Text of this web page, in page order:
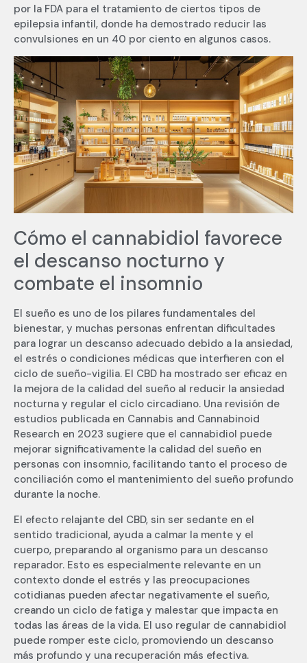
por la FDA para el tratamiento de ciertos tipos de
epilepsia infantil, donde ha demostrado reducir las
convulsiones en un 40 por ciento en algunos casos.
Cómo el cannabidiol favorece
el descanso nocturno y
combate el insomnio
El sueño es uno de los pilares fundamentales del
bienestar, y muchas personas enfrentan dificultades
para lograr un descanso adecuado debido a la ansiedad,
el estrés o condiciones médicas que interfieren con el
ciclo de sueño-vigilia. El CBD ha mostrado ser eficaz en
la mejora de la calidad del sueño al reducir la ansiedad
nocturna y regular el ciclo circadiano. Una revisión de
estudios publicada en Cannabis and Cannabinoid
Research en 2023 sugiere que el cannabidiol puede
mejorar significativamente la calidad del sueño en
personas con insomnio, facilitando tanto el proceso de
conciliación como el mantenimiento del sueño profundo
durante la noche.
El efecto relajante del CBD, sin ser sedante en el
sentido tradicional, ayuda a calmar la mente y el
cuerpo, preparando al organismo para un descanso
reparador. Esto es especialmente relevante en un
contexto donde el estrés y las preocupaciones
cotidianas pueden afectar negativamente el sueño,
creando un ciclo de fatiga y malestar que impacta en
todas las áreas de la vida. El uso regular de cannabidiol
puede romper este ciclo, promoviendo un descanso
más profundo y una recuperación más efectiva.